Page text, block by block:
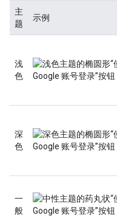
主
题
示例
浅
色
深
色
一
般